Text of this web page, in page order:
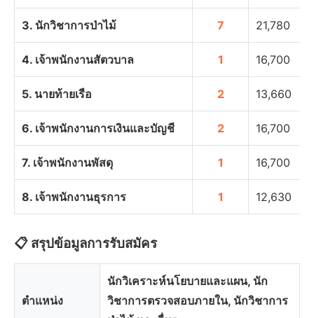
3. นักวิชาการป่าไม้ 7 21,780
4. เจ้าพนักงานสัตวบาล 1 16,700
5. นายท้ายเรือ 2 13,660
6. เจ้าพนักงานการเงินและบัญชี 2 16,700
7. เจ้าพนักงานพัสดุ 1 16,700
8. เจ้าพนักงานธุรการ 1 12,630
📋 สรุปข้อมูลการรับสมัคร
ตำแหน่ง
นักวิเคราะห์นโยบายและแผน, นัก
วิชาการตรวจสอบภายใน, นักวิชาการ